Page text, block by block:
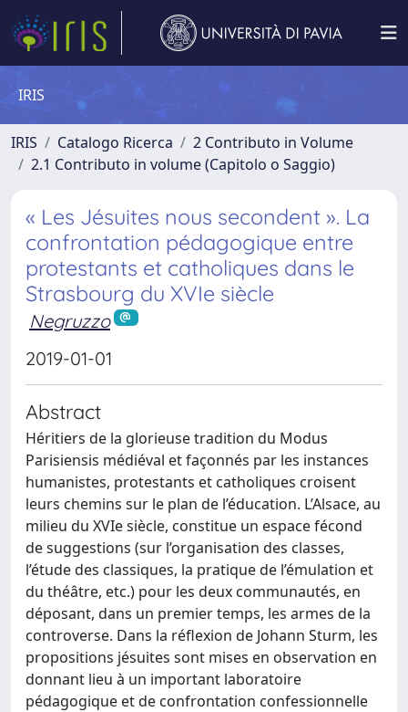
IRIS
IRIS Catalogo Ricerca
2 Contributo in Volume
2.1 Contributo in volume (Capitolo o Saggio)
« Les Jésuites nous secondent ». La
confrontation pédagogique entre
protestants et catholiques dans le
Strasbourg du XVIe siècle
Negruzzo
2019-01-01
Abstract
Héritiers de la glorieuse tradition du Modus
Parisiensis médiéval et façonnés par les instances
humanistes, protestants et catholiques croisent
leurs chemins sur le plan de l’éducation. L’Alsace, au
milieu du XVIe siècle, constitue un espace fécond
de suggestions (sur l’organisation des classes,
l’étude des classiques, la pratique de l’émulation et
du théâtre, etc.) pour les deux communautés, en
déposant, dans un premier temps, les armes de la
controverse. Dans la réflexion de Johann Sturm, les
propositions jésuites sont mises en observation en
donnant lieu à un important laboratoire
pédagogique et de confrontation confessionnelle